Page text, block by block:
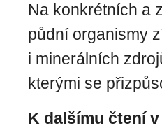
Na konkrétních a
půdní organismy
i minerálních
kterými se
K dalšímu čtení v